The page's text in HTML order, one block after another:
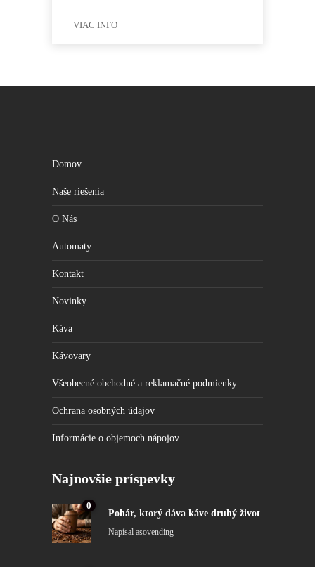
VIAC INFO
Domov
Naše riešenia
O Nás
Automaty
Kontakt
Novinky
Káva
Kávovary
Všeobecné obchodné a reklamačné podmienky
Ochrana osobných údajov
Informácie o objemoch nápojov
Najnovšie príspevky
0
Pohár, ktorý dáva káve druhý život
Napísal asovending